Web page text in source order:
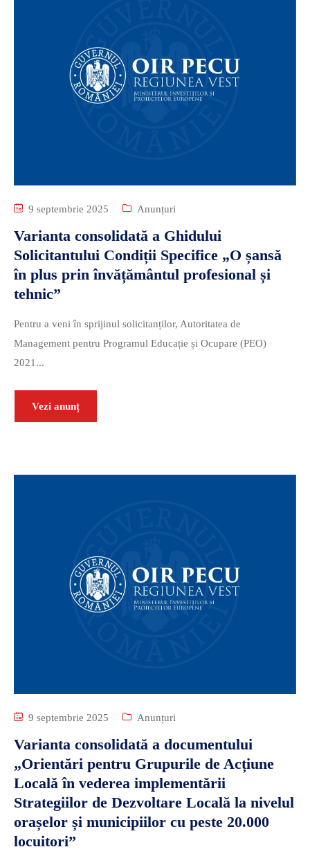
9 septembrie 2025 Anunțuri
Varianta consolidată a Ghidului
Solicitantului Condiții Specifice „O șansă
în plus prin învățământul profesional și
tehnic”
Pentru a veni în sprijinul solicitanților, Autoritatea de
Management pentru Programul Educație și Ocupare (PEO)
2021...
Vezi anunț
9 septembrie 2025 Anunțuri
Varianta consolidată a documentului
„Orientări pentru Grupurile de Acțiune
Locală în vederea implementării
Strategiilor de Dezvoltare Locală la nivelul
orașelor și municipiilor cu peste 20.000
locuitori”